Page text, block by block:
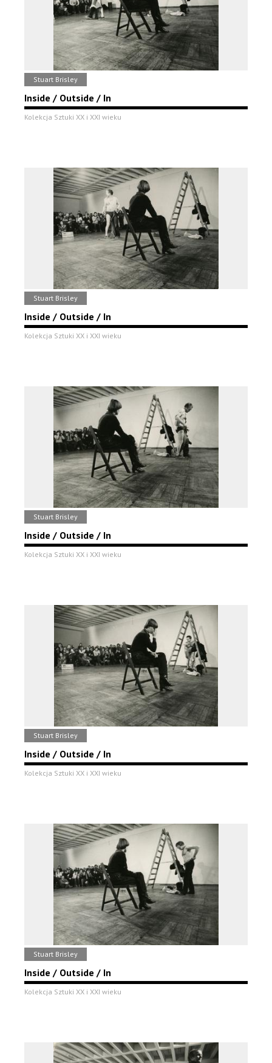
Stuart Brisley
Inside / Outside / In
Kolekcja Sztuki XX i XXI wieku
Stuart Brisley
Inside / Outside / In
Kolekcja Sztuki XX i XXI wieku
Stuart Brisley
Inside / Outside / In
Kolekcja Sztuki XX i XXI wieku
Stuart Brisley
Inside / Outside / In
Kolekcja Sztuki XX i XXI wieku
Stuart Brisley
Inside / Outside / In
Kolekcja Sztuki XX i XXI wieku